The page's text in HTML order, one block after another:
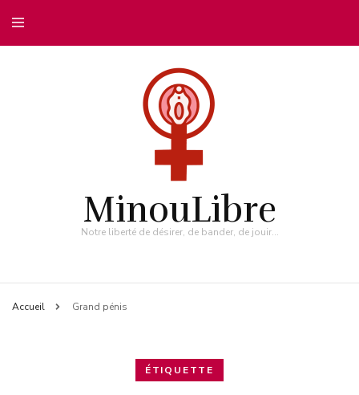
MinouLibre
Notre liberté de désirer, de bander, de jouir…
Accueil Grand pénis
ÉTIQUETTE